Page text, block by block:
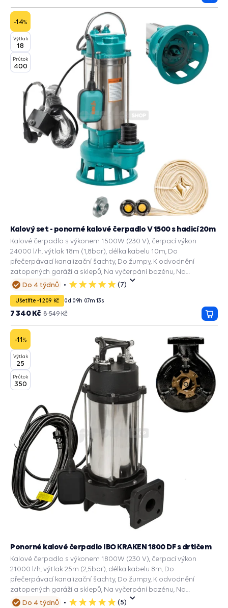
do
-14%
Výtlak
18
Průtok
400
Do 4 týdnů
5
(7)
Kalový set - ponorné kalové čerpadlo V 1500 s hadicí 20m
Kalové čerpadlo s výkonem 1500W (230 V), čerpací výkon
24000 l/h, výtlak 18m (1,8bar), délka kabelu 10m, Do
přečerpávací kanalizační šachty, Do žumpy, K odvodnění
zatopených garáží a sklepů, Na vyčerpání bazénu, Na
dešťovou vodu, Kalové čerpadlo septik.
Ušetříte -1 209 Kč 0d 09h 07m 11s
8 549 Kč
7 340 Kč
do
-11%
Výtlak
25
Průtok
350
Do 4 týdnů
5
(5)
Ponorné kalové čerpadlo IBO KRAKEN 1800 DF s drtičem
Kalové čerpadlo s výkonem 1800W (230 V), čerpací výkon
21000 l/h, výtlak 25m (2,5bar), délka kabelu 8m, Do
přečerpávací kanalizační šachty, Do žumpy, K odvodnění
zatopených garáží a sklepů, Na vyčerpání bazénu, Na
dešťovou vodu, Kalové čerpadlo septik, Drenážní čerpadlo.